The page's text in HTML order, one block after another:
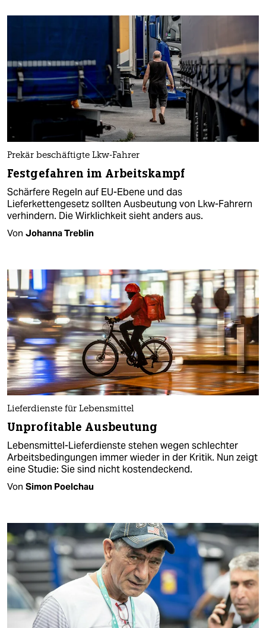
Prekär beschäftigte Lkw-Fahrer
Festgefahren im Arbeitskampf
Schärfere Regeln auf EU-Ebene und das
Lieferkettengesetz sollten Ausbeutung von Lkw-Fahrern
verhindern. Die Wirklichkeit sieht anders aus.
Von Johanna Treblin
Lieferdienste für Lebensmittel
Unprofitable Ausbeutung
Lebensmittel-Lieferdienste stehen wegen schlechter
Arbeitsbedingungen immer wieder in der Kritik. Nun zeigt
eine Studie: Sie sind nicht kostendeckend.
Von Simon Poelchau